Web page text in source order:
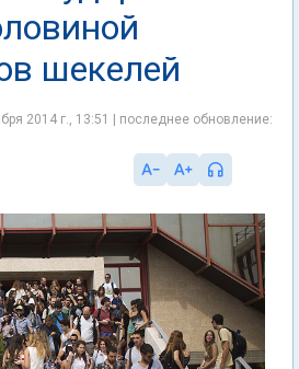
шекелей
2014 г., 13:51 | последнее обновление: